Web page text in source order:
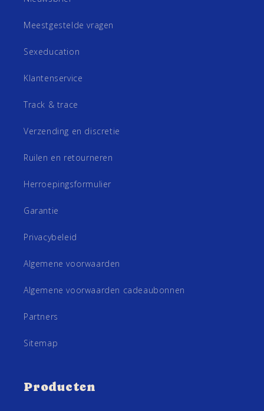
Meestgestelde vragen
Sexeducation
Klantenservice
Track & trace
Verzending en discretie
Ruilen en retourneren
Herroepingsformulier
Garantie
Privacybeleid
Algemene voorwaarden
Algemene voorwaarden cadeaubonnen
Partners
Sitemap
Producten